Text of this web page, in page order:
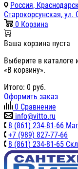
Россия,
Старокорсунская,
0 Корзина
Ваша корзина пуста
Выберите в
«В корзину».
Итого: 0 руб.
Оформить заказ
0 Сравнение
info@vitto.ru
8 (861) 234-81-66
+7 (989) 827-77-66
8 (861) 234-81-65